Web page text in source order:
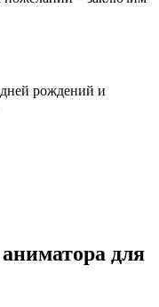
рождений и
для